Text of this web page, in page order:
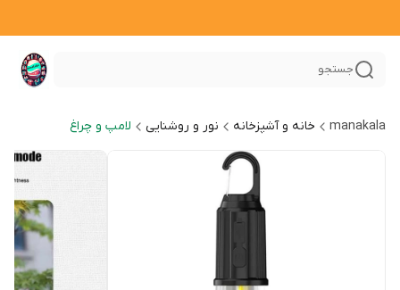
جستجو
manakala خانه و آشپزخانه نور و روشنایی لامپ و چراغ